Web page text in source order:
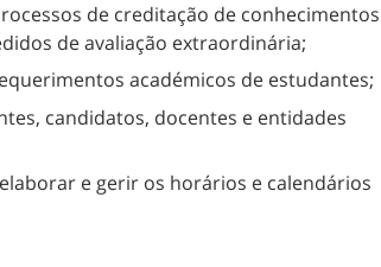
de creditação de conhecimentos
de avaliação extraordinária;
académicos de estudantes;
candidatos, docentes e entidades
e gerir os horários e calendários